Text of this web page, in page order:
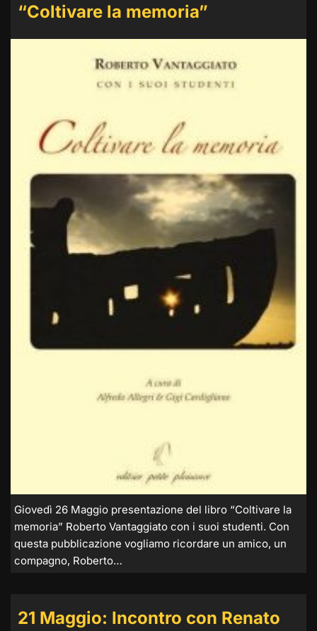
“Coltivare la memoria”
Giovedì 26 Maggio presentazione del libro “Coltivare la
memoria” Roberto Vantaggiato con i suoi studenti. Con
questa pubblicazione vogliamo ricordare un amico, un
compagno, Roberto…
21 Maggio: Incontro con Renato